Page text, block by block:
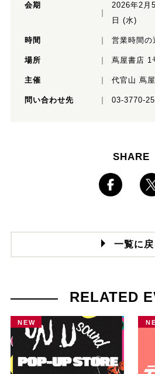
会期
2026年2月
日 (水)
時間 営業時間の
場所 蔦屋書店 1
主催 代官山 蔦
問い合わせ先 03-3770-
SHARE
一覧に戻
RELATED
NEW